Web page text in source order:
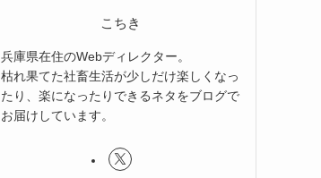
こちき
兵庫県在住のWebディレクター。
枯れ果てた社畜生活が少しだけ楽しくなっ
たり、楽になったりできるネタをブログで
お届けしています。